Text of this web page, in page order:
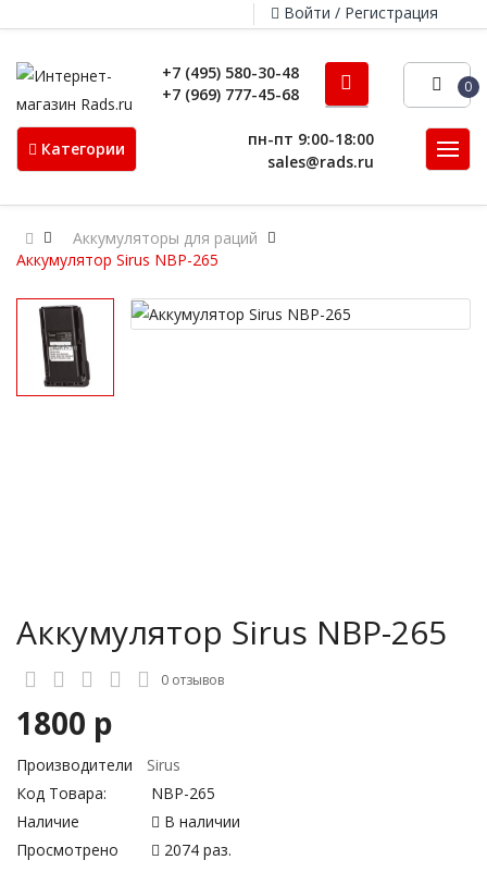
Войти / Регистрация
+7 (495) 580-30-48
+7 (969) 777-45-68
0
Категории
пн-пт 9:00-18:00
sales@rads.ru
Аккумуляторы для раций
Аккумулятор Sirus NBP-265
Аккумулятор Sirus NBP-265
0 отзывов
1800 р
Производители
Sirus
Код Товара:
NBP-265
Наличие
В наличии
Просмотрено
2074 раз.